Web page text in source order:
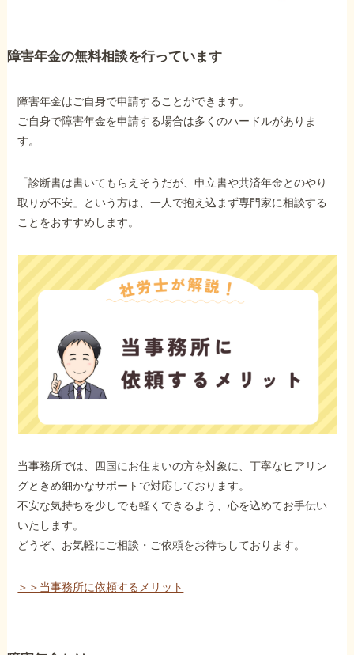
障害年金の無料相談を行っています
障害年金はご自身で申請することができます。
ご自身で障害年金を申請する場合は多くのハードルがありま
す。
「診断書は書いてもらえそうだが、申立書や共済年金とのやり
取りが不安」という方は、一人で抱え込まず専門家に相談する
ことをおすすめします。
当事務所では、四国にお住まいの方を対象に、丁寧なヒアリン
グときめ細かなサポートで対応しております。
不安な気持ちを少しでも軽くできるよう、心を込めてお手伝い
いたします。
どうぞ、お気軽にご相談・ご依頼をお待ちしております。
＞＞当事務所に依頼するメリット